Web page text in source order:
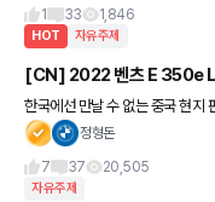
무 심심한거같아서 고민이됩니다 근데 머플러팁을 튜닝을 하게되면
고성능
1
33 1,846
HOT 자유주제
[CN] 2022 벤츠 E 350e L
한국에선 만날 수 없는 중국 현지 판매용 차량 E클
전 E클래스 L입니다. 사진에 나온 차량은 PHEV 모델인 E 350e L인
정형돈
7
37 20,505
자유주제